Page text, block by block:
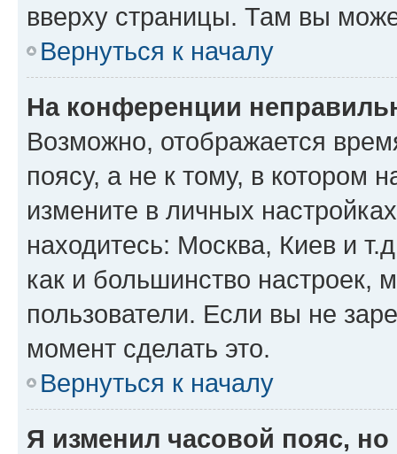
вверху страницы. Там вы
Вернуться к началу
На конференции
Возможно, отображается
поясу, а не к тому, в котором
измените в личных
находитесь: Москва, Киев и
как и большинство настроек,
пользователи. Если вы не
момент сделать это.
Вернуться к началу
Я изменил часовой пояс,